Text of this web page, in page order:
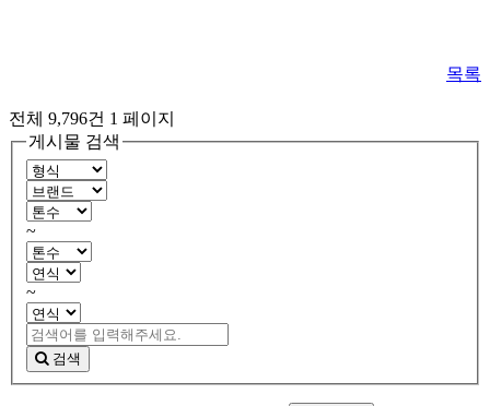
목록
전체 9,796건 1 페이지
게시물 검색
~
~
검색